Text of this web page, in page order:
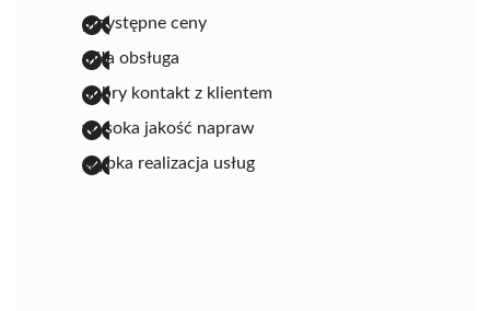
przystępne ceny
miła obsługa
dobry kontakt z klientem
wysoka jakość napraw
szybka realizacja usług